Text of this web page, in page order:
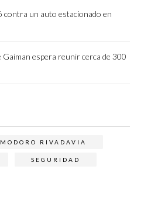
contra un auto estacionado en
espera reunir cerca de 300
RIVADAVIA
SEGURIDAD